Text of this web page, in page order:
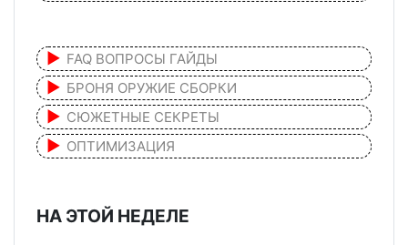
FAQ ВОПРОСЫ ГАЙДЫ
БРОНЯ ОРУЖИЕ СБОРКИ
СЮЖЕТНЫЕ СЕКРЕТЫ
ОПТИМИЗАЦИЯ
НА ЭТОЙ НЕДЕЛЕ